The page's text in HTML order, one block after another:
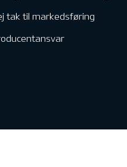
tak til markedsføring